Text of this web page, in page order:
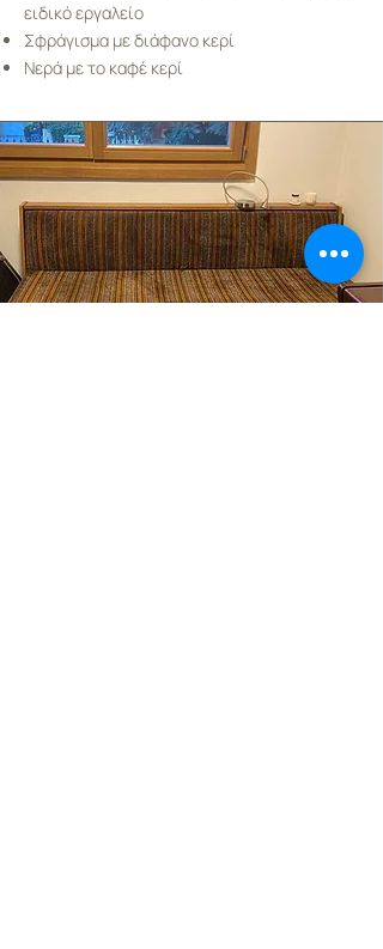
ειδικό εργαλείο
Σφράγισμα με διάφανο κερί
Νερά με το καφέ κερί